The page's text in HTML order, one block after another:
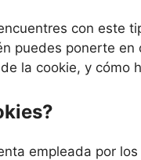
con este
puedes ponerte
la cookie, y cómo
empleada por